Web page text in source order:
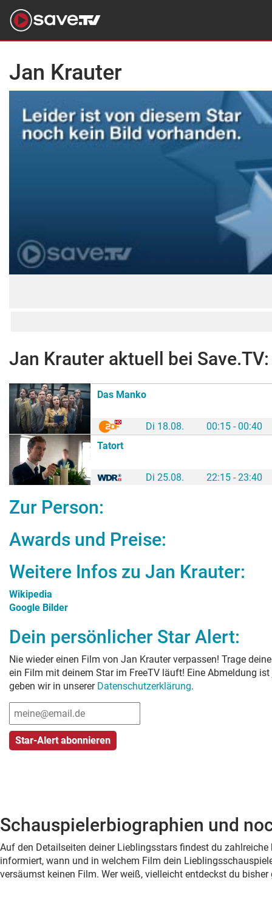
Jan Krauter
Jan Krauter aktuell bei Save.TV:
Das Manko
Di 18.08.
00:15 - 00:40
Tatort
Di 25.08. 22:15 - 23:40
Zur Person:
Awards und Preise:
Weitere Infos zu Jan Krauter:
Wikipedia
Google Bilder
Dein persönlicher Star Alert:
Nie wieder einen Film von Jan Krauterverpassen! Trage
ein Film mit deinem Star im FreeTV läuft! Eine Abmeldung
geben wir in unserer Datenschutzerklärung.
Schauspielerbiographien und
Auf den Detailseiten deiner Lieblingsstars findest du
informiert, wann und in welchem Film dein
versäumst keinen Film. Wer weiß, vielleicht entdeckst du